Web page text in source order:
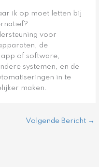
ik op moet letten bij
voor
de
of software,
systemen, en de
in te
maken.
Volgende Bericht →